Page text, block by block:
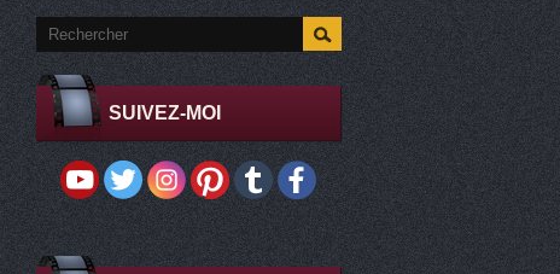
SUIVEZ-MOI